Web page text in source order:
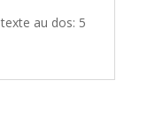
au dos: 5